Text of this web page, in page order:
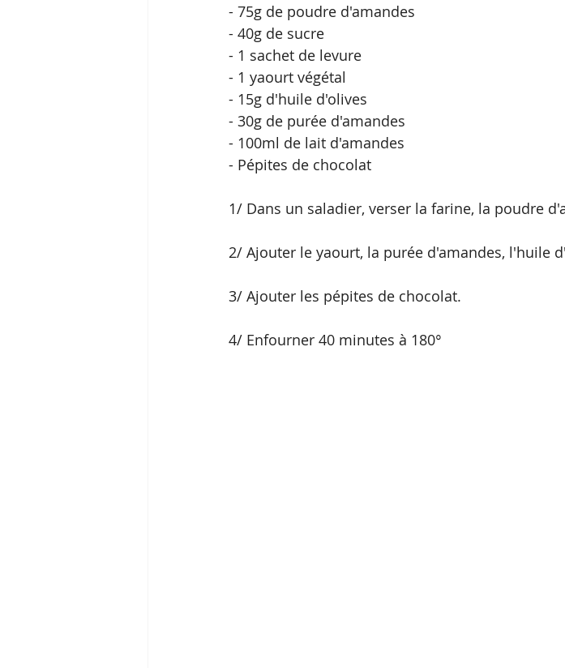
- 75g de poudre d'amandes
- 40g de sucre
- 1 sachet de levure
- 1 yaourt végétal
- 15g d'huile d'olives
- 30g de purée d'amandes
- 100ml de lait d'amandes
- Pépites de chocolat
1/ Dans un saladier, verser la farine, la poudre
2/ Ajouter le yaourt, la purée d'amandes, l'huile
3/ Ajouter les pépites de chocolat.
4/ Enfourner 40 minutes à 180°